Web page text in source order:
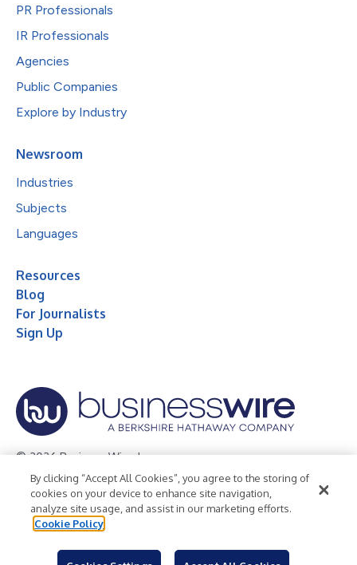
PR Professionals
IR Professionals
Agencies
Public Companies
Explore by Industry
Newsroom
Industries
Subjects
Languages
Resources
Blog
For Journalists
Sign Up
© 2026 Business Wire, Inc.
Privacy Policy Cookie Policy
Accessibility Statement
Terms of Use
Legal
By clicking “Accept All Cookies”, you agree to the storing of
cookies on your device to enhance site navigation,
analyze site usage, and assist in our marketing efforts.
Cookie Policy